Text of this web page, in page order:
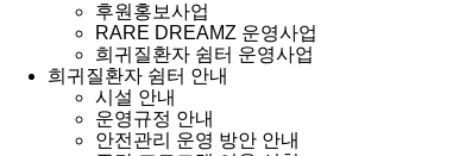
후원홍보사업
RARE DREAMZ 운영사업
희귀질환자 쉼터 운영사업
희귀질환자 쉼터 안내
시설 안내
운영규정 안내
안전관리 운영 방안 안내